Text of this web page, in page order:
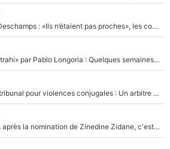
Zinédine Zidane et Didier Deschamps : «Ils n’étaient pas proches», les confidences d’un membre de l’équipe de France 1998 sur leur relation spéciale
Medhi Benatia s'est «senti trahi» par Pablo Longoria : Quelques semaines après son départ, l'ancien directeur de football de l'OM règle ses comptes
Des terrains de Ligue 1 au tribunal pour violences conjugales : Un arbitre français encourt une peine de 18 mois de prison !
Equipe de France : 10 jours après la nomination de Zinedine Zidane, c'est au tour de son fils de prendre un nouveau départ !